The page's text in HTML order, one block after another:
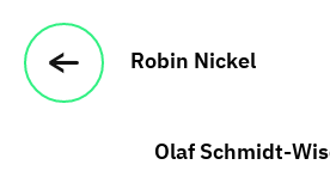
Robin Nickel
Olaf Schmidt-